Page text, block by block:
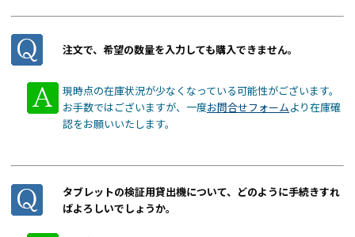
注文で、希望の数量を入力しても購入できません。
現時点の在庫状況が少なくなっている可能性がございます。
お手数ではございますが、一度お問合せフォームより在庫確
認をお願いいたします。
タブレットの検証用貸出機について、どのように手続きすれ
ばよろしいでしょうか。